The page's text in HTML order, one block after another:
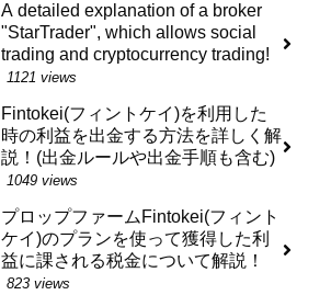
A detailed explanation of a broker
"StarTrader", which allows social
trading and cryptocurrency trading!
1121 views
Fintokei(フィントケイ)を利用した
時の利益を出金する方法を詳しく解
説！(出金ルールや出金手順も含む)
1049 views
プロップファームFintokei(フィント
ケイ)のプランを使って獲得した利
益に課される税金について解説！
823 views